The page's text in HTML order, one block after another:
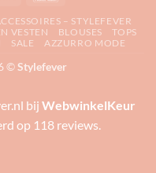
– STYLEFEVER
VESTEN BLOUSES
TOPS
SALE AZZURRO MODE
©Stylefever
bij WebwinkelKeur
op 118 reviews.